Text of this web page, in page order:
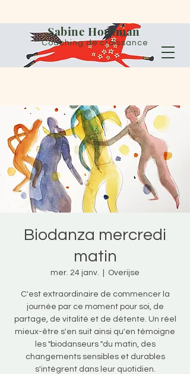
Sabine Houtman
Coaching de croissance
Biodanza mercredi
matin
mer. 24 janv. Overijse
C'est extraordinaire de commencer la
journée par ce moment pour soi, de
partage, de vitalité et de détente. Un réel
mieux-être s'en suit ainsi qu'en témoigne
les "biodanseurs "du matin, des
changements sensibles et durables
s'intègrent dans leur quotidien.